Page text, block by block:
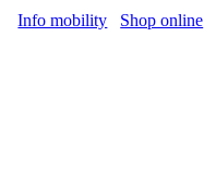
Info mobility
Shop online